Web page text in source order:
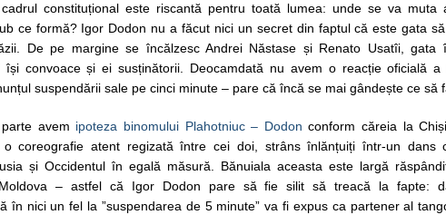
constituțional este riscantă pentru toată lumea: unde se va muta
ce formă? Igor Dodon nu a făcut nici un secret din faptul că este gata
De pe margine se încălzesc Andrei Năstase și Renato Usatîi, gata
își convoace și ei susținătorii. Deocamdată nu avem o reacție oficială
suspendării sale pe cinci minute – pare că încă se mai gândește ce să
avem ipoteza binomului Plahotniuc – Dodon conform căreia la
o coreografie atent regizată între cei doi, strâns înlănțuiți într-un dans
și Occidentul în egală măsură. Bănuiala aceasta este largă
Moldova – astfel că Igor Dodon pare să fie silit să treacă la fapte:
în nici un fel la ”suspendarea de 5 minute” va fi expus ca partener al